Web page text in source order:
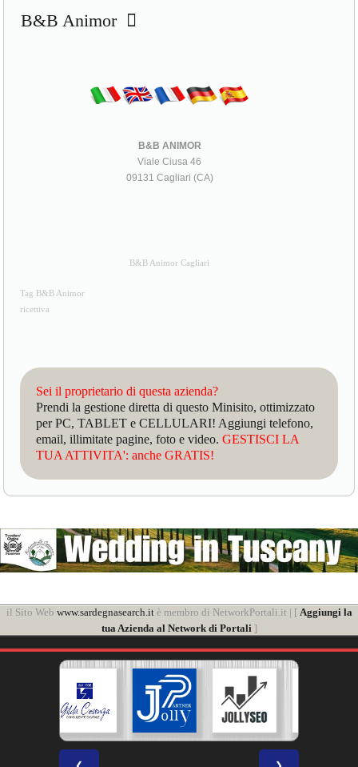
B&B Animor
B&B ANIMOR
Viale Ciusa 46
09131 Cagliari (CA)
B&B Animor Cagliari
Tag B&B Animor
ricettiva
Sei il proprietario di questa azienda?
Prendi la gestione diretta di questo Minisito, ottimizzato
per PC, TABLET e CELLULARI! Aggiungi telefono,
email, illimitate pagine, foto e video.GESTISCI LA
TUA ATTIVITA': anche GRATIS!
il Sito Web www.sardegnasearch.itè membro di NetworkPortali.it | [ Aggiungi la
tua Azienda al Network di Portali]